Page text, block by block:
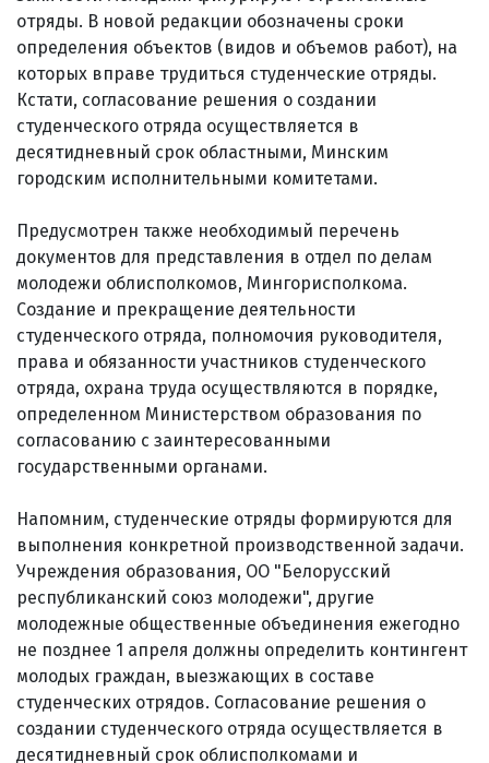
отряды. В новой редакции обозначены сроки
определения объектов (видов и объемов работ), на
которых вправе трудиться студенческие отряды.
Кстати, согласование решения о создании
студенческого отряда осуществляется в
десятидневный срок областными, Минским
городским исполнительными комитетами.
Предусмотрен также необходимый перечень
документов для представления в отдел по делам
молодежи облисполкомов, Мингорисполкома.
Создание и прекращение деятельности
студенческого отряда, полномочия руководителя,
права и обязанности участников студенческого
отряда, охрана труда осуществляются в порядке,
определенном Министерством образования по
согласованию с заинтересованными
государственными органами.
Напомним, студенческие отряды формируются для
выполнения конкретной производственной задачи.
Учреждения образования, ОО "Белорусский
республиканский союз молодежи", другие
молодежные общественные объединения ежегодно
не позднее 1 апреля должны определить контингент
молодых граждан, выезжающих в составе
студенческих отрядов. Согласование решения о
создании студенческого отряда осуществляется в
десятидневный срок облисполкомами и